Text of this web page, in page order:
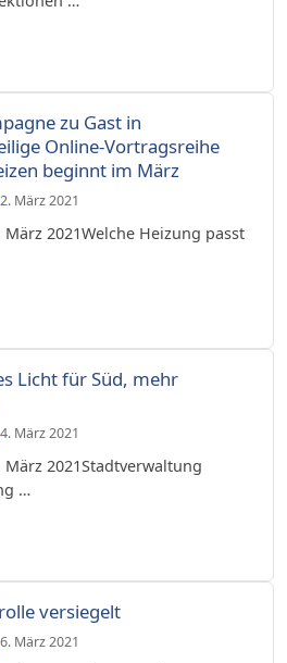
zu Gast in
Online-Vortragsreihe
beginnt im März
März 2021
2021Welche Heizung passt
Licht für Süd, mehr
März 2021
2021Stadtverwaltung
…
versiegelt
März 2021